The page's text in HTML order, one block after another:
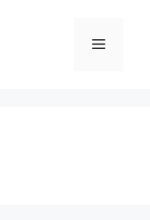
메